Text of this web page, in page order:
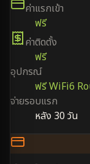
ค่าแรกเข้า
ฟรี
ค่าติดตั้ง
ฟรี
อุปกรณ์
ฟรี WiFi6
จ่ายรอบแรก
หลัง 30 วัน